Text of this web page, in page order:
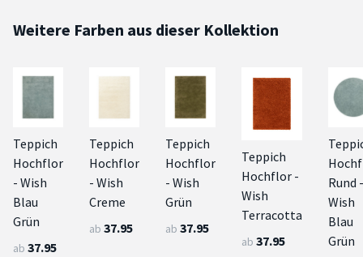
Weitere Farben aus dieser Kollektion
Teppich
Hochflor
- Wish
Blau
Grün
ab 37.95
Teppich
Hochflor
- Wish
Creme
ab 37.95
Teppich
Hochflor
- Wish
Grün
ab 37.95
Teppich
Hochflor -
Wish
Terracotta
ab 37.95
Rund -
Wish
Blau
Grün